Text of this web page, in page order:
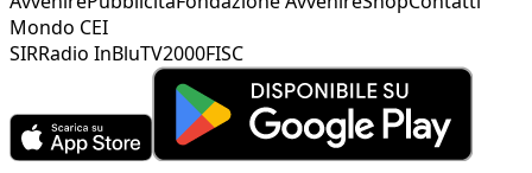
Mondo CEI
SIRRadio InBluTV2000FISC